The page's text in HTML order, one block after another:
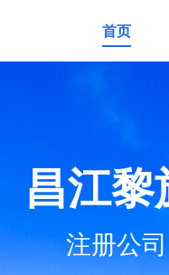
首页
昌江
注册公